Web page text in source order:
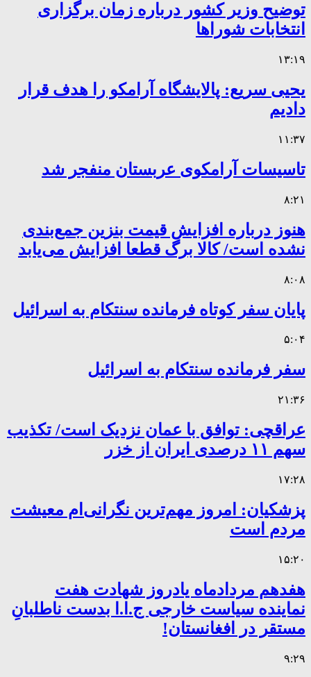
توضیح وزیر کشور درباره زمان برگزاری
انتخابات شوراها
۱۳:۱۹
یحیی سریع: پالایشگاه آرامکو را هدف قرار
دادیم
۱۱:۳۷
تاسیسات آرامکوی عربستان منفجر شد
۸:۲۱
هنوز درباره افزایش قیمت بنزین جمع‌بندی
نشده است/ کالا برگ قطعا افزایش می‌یابد
۸:۰۸
پایان سفر کوتاه فرمانده سنتکام به اسرائیل
۵:۰۴
سفر فرمانده سنتکام به اسرائیل
۲۱:۳۶
عراقچی: توافق با عمان نزدیک است/ تکذیب
سهم ۱۱ درصدی ایران از خزر
۱۷:۲۸
پزشکیان: امروز مهم‌ترین نگرانی‌ام معیشت
مردم است
۱۵:۲۰
هفدهم مردادماه یادروز شهادت هفت
نماینده سیاست خارجی ج.ا.ا بدست ناطلبانِ
مستقر در افغانستان!
۹:۲۹